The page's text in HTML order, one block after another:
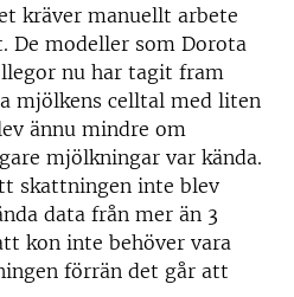
kräver manuellt arbete
De modeller som Dorota
nu har tagit fram
mjölkens celltal med liten
ännu mindre om
mjölkningar var kända.
skattningen inte blev
data från mer än 3
kon inte behöver vara
förrän det går att